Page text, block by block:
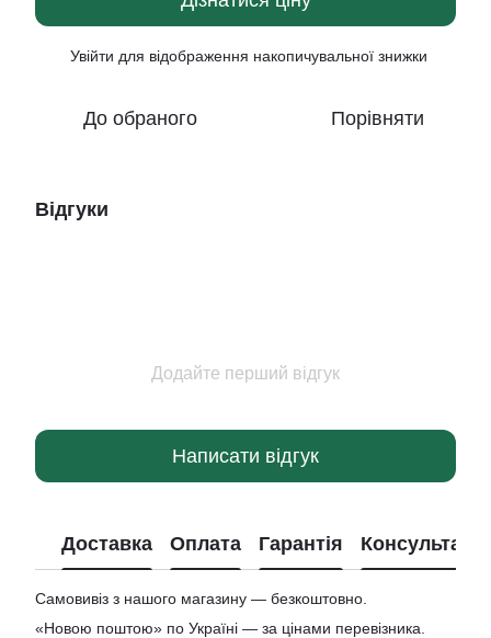
Увійти для відображення накопичувальної знижки
До обраного Порівняти
Відгуки
Додайте перший відгук
Написати відгук
Доставка Оплата Гарантія Консультація
Самовивіз з нашого магазину — безкоштовно.
«Новою поштою» по Україні — за цінами перевізника.